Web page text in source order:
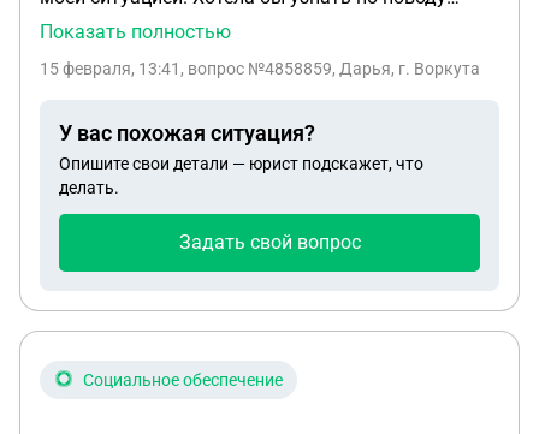
детских пособий. Я замужем , мой муж на
(7 лет ) , сейчас беременна вторым. Я работаю , но
оформлении . До этого работала официально, но с
лета с тала работать не официально. Сейчас мне
отказали в едином пособии, ответ от соц.фонда
беременности тоже откажут. Подскажите что мне
оыормляют на работе .
Показать полностью
15 февраля, 13:41 , вопрос №4858859, Дарья, г. Воркута
У вас похожая ситуация?
Опишите свои детали — юрист подскажет, что
делать.
Задать свой вопрос
Социальное обеспечение